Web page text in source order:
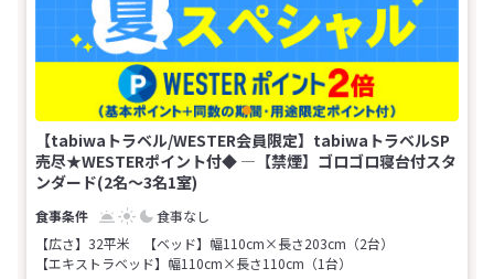
【tabiwaトラベル/WESTER会員限定】tabiwaトラベルSP
売尽★WESTERポイント付◆ ―【禁煙】ゴロゴロ寝台付スタ
ンダード(2名～3名1室)
食事なし
【広さ】32平米
【ベッド】幅110cm×長さ203cm（2台）
【エキストラベッド】幅110cm×長さ110cm（1台）